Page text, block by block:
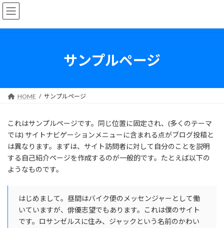
コ
ン
ナ
ビ
サンプルページ
HOME サンプルページ
これはサンプルページです。同じ位置に固定され、(多くのテーマ
では) サイトナビゲーションメニューに含まれる点がブログ投稿と
は異なります。まずは、サイト訪問者に対して自分のことを説明
する自己紹介ページを作成するのが一般的です。たとえば以下の
ようなものです。
はじめまして。昼間はバイク便のメッセンジャーとして働
いていますが、俳優志望でもあります。これは僕のサイト
です。ロサンゼルスに住み、ジャックという名前のかわい